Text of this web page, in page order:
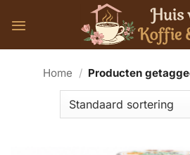
naar
Home / Producten